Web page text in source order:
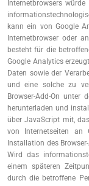
Internetbrowsers
kann ein von Google
Internetbrowser oder
besteht für die
Google Analytics
Daten sowie der
und eine solche zu
Browser-Add-On unter
herunterladen und
über JavaScript mit,
von Internetseiten an
Installation des
Wird das
einem späteren
durch die betroffene